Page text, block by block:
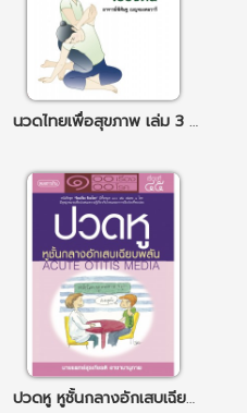
นวดไทยเพื่อสุขภาพ เล่ม 3 : นวดดัดบำบัดอาการเบื้องต้น
ปวดหู หูชั้นกลางอักเสบเฉียบพลัน